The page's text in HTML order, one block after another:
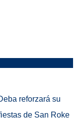
reforzará su
de San Roke